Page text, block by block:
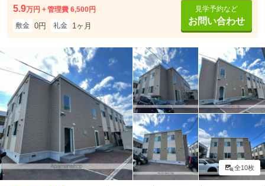
5.9万円
管理費 6,500円
敷金 0円 礼金 1ヶ月
見学予約など
お問い合わせ
全10枚